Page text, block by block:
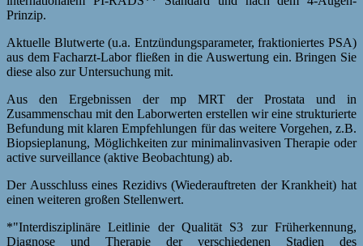
Prinzip.
Aktuelle Blutwerte (u.a. Entzündungsparameter, fraktioniertes PSA)
aus dem Facharzt-Labor fließen in die Auswertung ein. Bringen Sie
diese also zur Untersuchung mit.
Aus den Ergebnissen der mp MRT der Prostata und in
Zusammenschau mit den Laborwerten erstellen wir eine strukturierte
Befundung mit klaren Empfehlungen für das weitere Vorgehen, z.B.
Biopsieplanung, Möglichkeiten zur minimalinvasiven Therapie oder
active surveillance (aktive Beobachtung) ab.
Der Ausschluss eines Rezidivs (Wiederauftreten der Krankheit) hat
einen weiteren großen Stellenwert.
*"Interdisziplinäre Leitlinie der Qualität S3 zur Früherkennung,
Diagnose und Therapie der verschiedenen Stadien des